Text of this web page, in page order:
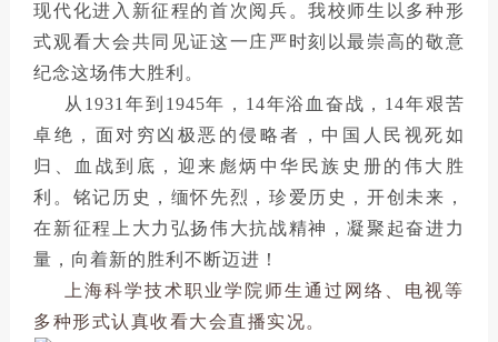
现代化进入新征程的首次阅兵。我校师生以多种形
式观看大会共同见证这一庄严时刻以最崇高的敬意
纪念这场伟大胜利。
从1931年到1945年，14年浴血奋战，14年艰苦
卓绝，面对穷凶极恶的侵略者，中国人民视死如
归、血战到底，迎来彪炳中华民族史册的伟大胜
利。铭记历史，缅怀先烈，珍爱历史，开创未来，
在新征程上大力弘扬伟大抗战精神，凝聚起奋进力
量，向着新的胜利不断迈进！
上海科学技术职业学院师生通过网络、电视等
多种形式认真收看大会直播实况。